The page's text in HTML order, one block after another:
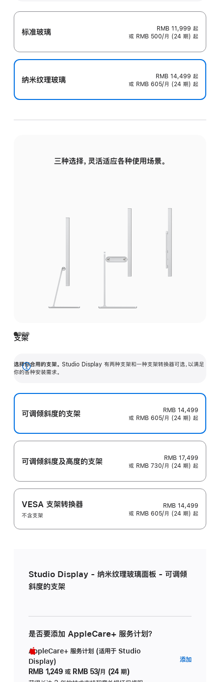
标准玻璃 RMB 11,999 起
或 RMB 500/月 (24 期) 起
纳米纹理玻璃 RMB 14,499 起
或 RMB 605/月 (24 期) 起
三种选择，灵活适应各种使用场景。
支架
选择你合用的支架。 Studio Display 有两种支架和一种支架转换器可选，以满足
你的各种安装需求。
展
可调倾斜度的支架
RMB 14,499
或 RMB 605/月 (24 期) 起
可调倾斜度及高‍度的支‍架
RMB 17,499
或 RMB 730/月 (24 期) 起
VESA 支架转换器
不含支架
RMB 14,499
或 RMB 605/月 (24 期) 起
Studio Display - 纳米纹理玻璃面板 - 可调倾
斜度的支架
是否要添加 AppleCare+ 服务计划？
AppleCare+ 服务计划 (适用于 Studio
Display)
RMB 1,249 或 RMB 53/月 (24 期)
添加